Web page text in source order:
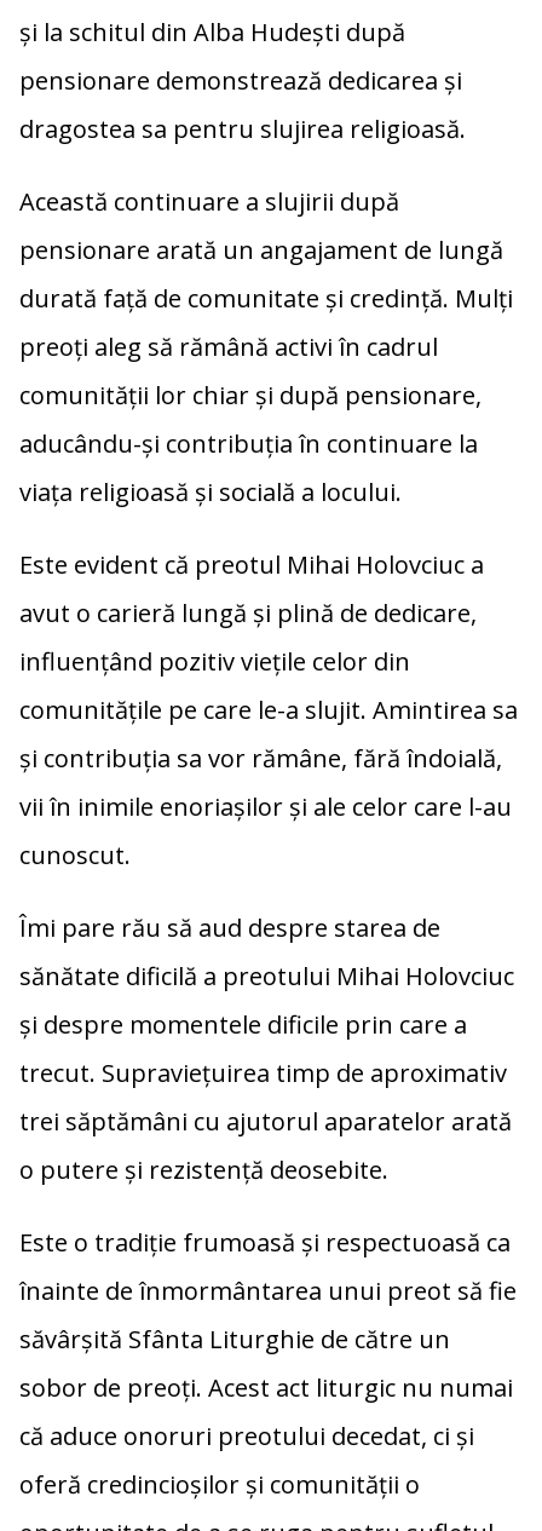
și la schitul din Alba Hudești după
pensionare demonstrează dedicarea și
dragostea sa pentru slujirea religioasă.
Această continuare a slujirii după
pensionare arată un angajament de lungă
durată față de comunitate și credință. Mulți
preoți aleg să rămână activi în cadrul
comunității lor chiar și după pensionare,
aducându-și contribuția în continuare la
viața religioasă și socială a locului.
Este evident că preotul Mihai Holovciuc a
avut o carieră lungă și plină de dedicare,
influențând pozitiv viețile celor din
comunitățile pe care le-a slujit. Amintirea sa
și contribuția sa vor rămâne, fără îndoială,
vii în inimile enoriașilor și ale celor care l-au
cunoscut.
Îmi pare rău să aud despre starea de
sănătate dificilă a preotului Mihai Holovciuc
și despre momentele dificile prin care a
trecut. Supraviețuirea timp de aproximativ
trei săptămâni cu ajutorul aparatelor arată
o putere și rezistență deosebite.
Este o tradiție frumoasă și respectuoasă ca
înainte de înmormântarea unui preot să fie
săvârșită Sfânta Liturghie de către un
sobor de preoți. Acest act liturgic nu numai
că aduce onoruri preotului decedat, ci și
oferă credincioșilor și comunității o